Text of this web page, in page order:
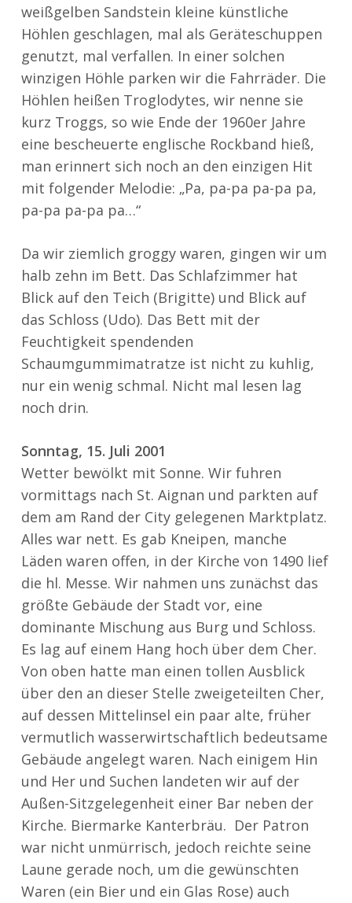
weißgelben Sandstein kleine künstliche
Höhlen geschlagen, mal als Geräteschuppen
genutzt, mal verfallen. In einer solchen
winzigen Höhle parken wir die Fahrräder. Die
Höhlen heißen Troglodytes, wir nenne sie
kurz Troggs, so wie Ende der 1960er Jahre
eine bescheuerte englische Rockband hieß,
man erinnert sich noch an den einzigen Hit
mit folgender Melodie: „Pa, pa-pa pa-pa pa,
pa-pa pa-pa pa…“
Da wir ziemlich groggy waren, gingen wir um
halb zehn im Bett. Das Schlafzimmer hat
Blick auf den Teich (Brigitte) und Blick auf
das Schloss (Udo). Das Bett mit der
Feuchtigkeit spendenden
Schaumgummimatratze ist nicht zu kuhlig,
nur ein wenig schmal. Nicht mal lesen lag
noch drin.
Sonntag, 15. Juli 2001
Wetter bewölkt mit Sonne. Wir fuhren
vormittags nach St. Aignan und parkten auf
dem am Rand der City gelegenen Marktplatz.
Alles war nett. Es gab Kneipen, manche
Läden waren offen, in der Kirche von 1490 lief
die hl. Messe. Wir nahmen uns zunächst das
größte Gebäude der Stadt vor, eine
dominante Mischung aus Burg und Schloss.
Es lag auf einem Hang hoch über dem Cher.
Von oben hatte man einen tollen Ausblick
über den an dieser Stelle zweigeteilten Cher,
auf dessen Mittelinsel ein paar alte, früher
vermutlich wasserwirtschaftlich bedeutsame
Gebäude angelegt waren. Nach einigem Hin
und Her und Suchen landeten wir auf der
Außen-Sitzgelegenheit einer Bar neben der
Kirche. Biermarke Kanterbräu. Der Patron
war nicht unmürrisch, jedoch reichte seine
Laune gerade noch, um die gewünschten
Waren (ein Bier und ein Glas Rose) auch